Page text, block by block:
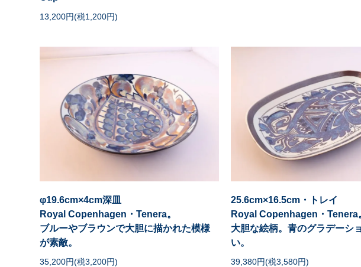
13,200円(税1,200円)
φ19.6cm×4cm深皿
Royal Copenhagen・Tenera。
ブルーやブラウンで大胆に描かれた模様
が素敵。
35,200円(税3,200円)
25.6cm×16.5cm・トレイ
Royal Copenhagen・Tenera
大胆な絵柄。青のグラデーシ
い。
39,380円(税3,580円)